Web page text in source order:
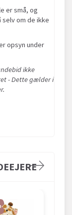
er små, og
om de ikke
opsyn under
ikke
- Dette gælder i